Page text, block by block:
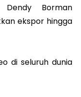
Dendy Borman
ekspor hingga
di seluruh dunia